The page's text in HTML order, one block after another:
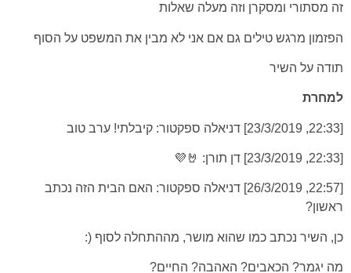
זה מסתורי ומסקרן וזה מעלה שאלות
הפזמון מרגש טילים גם אם אני לא מבין את המשפט על הסוף
תודה על השיר
למחרת
[22:33, 23/3/2019] דניאלה ספקטור: קיבלתי! ערב טוב
[22:33, 23/3/2019] דן תורן: 🤘💜
[22:57, 26/3/2019] דניאלה ספקטור: האם הבית הזה נכתב
ראשון?
כן, השיר נכתב כמו שהוא מושר, מההתחלה לסוף (:
מה יגמר? הכאבים? האהבה? החיים?